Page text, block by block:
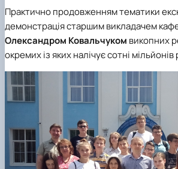
Практично продовженням тематики
демонстрація старшим викладачем
Олександром Ковальчуком викопних
окремих із яких налічує сотні мільйонів